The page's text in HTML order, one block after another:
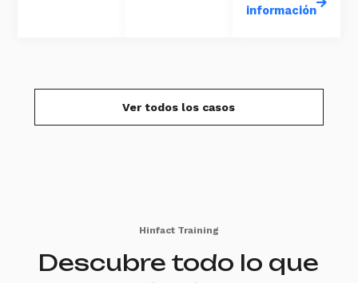
información
Ver todos los casos
Hinfact Training
Descubre todo lo que